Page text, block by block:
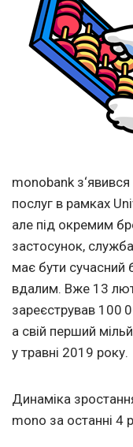
monobank
послуг в рамках
але під окремим
застосунок,
має бути сучасний
вдалим. Вже 13
зареєстрував 100
а свій перший
у травні 2019 року.
Динаміка
mono за останні 4